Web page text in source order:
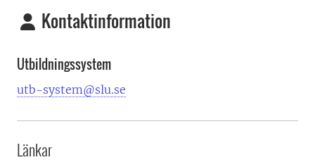
Kontaktinformation
Utbildningssystem
utb-system@slu.se
Länkar